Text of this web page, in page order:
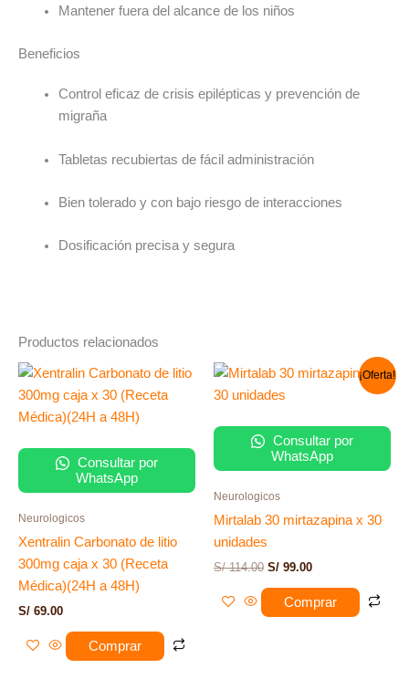
Mantener fuera del alcance de los niños
Beneficios
Control eficaz de crisis epilépticas y prevención de
migraña
Tabletas recubiertas de fácil administración
Bien tolerado y con bajo riesgo de interacciones
Dosificación precisa y segura
Productos relacionados
Consultar por
WhatsApp
Neurologicos
Xentralin Carbonato de litio
300mg caja x 30 (Receta
Médica)(24H a 48H)
S/ 69.00
Comprar
¡Oferta!
Consultar por
WhatsApp
Neurologicos
Mirtalab 30 mirtazapina x 30
unidades
S/114.00
El
original
S/ 99.00
El
precio
Comprar